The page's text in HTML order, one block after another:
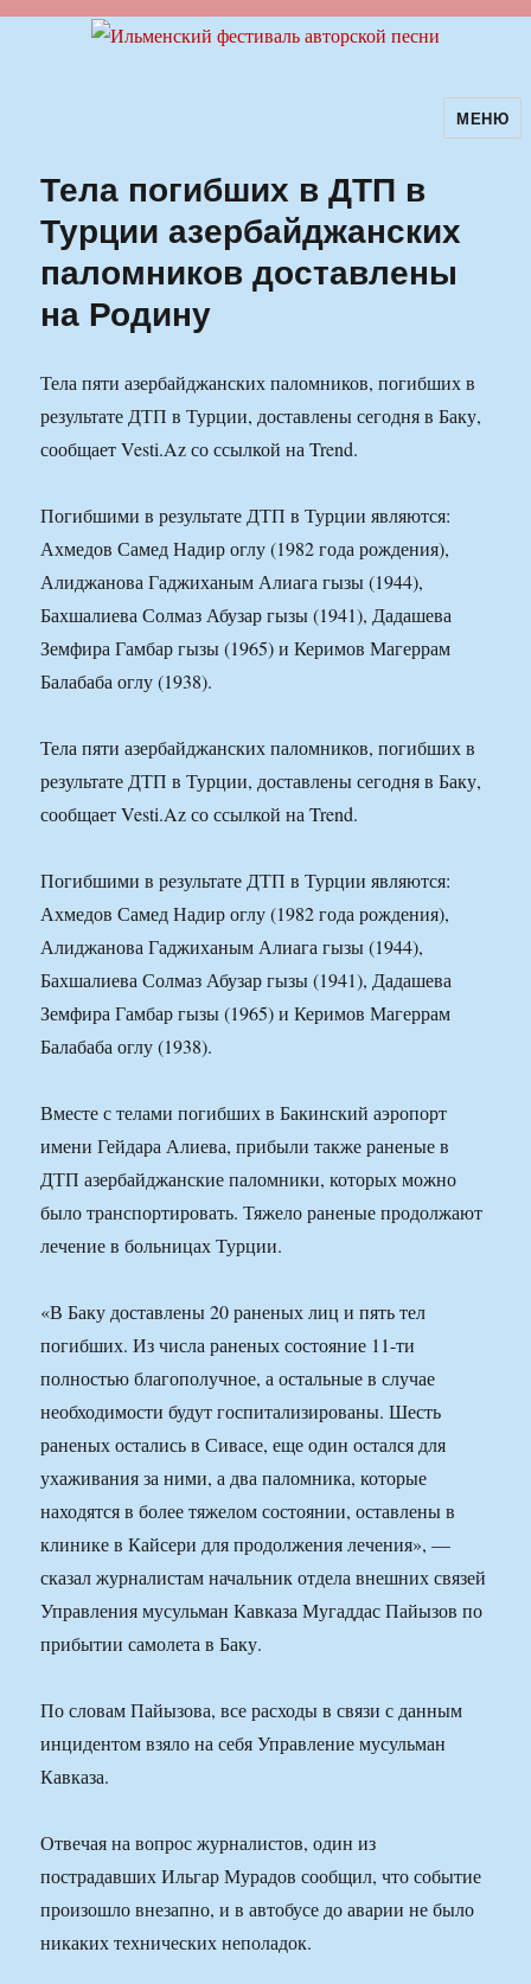
Ильменский фестиваль авторскойМЕНЮ
Тела погибших в ДТП в
Турции азербайджанских
паломников доставлены
на Родину
Тела пяти азербайджанских паломников, погибших в
результате ДТП в Турции, доставлены сегодня в Баку,
сообщает Vesti.Az со ссылкой на Trend.
Погибшими в результате ДТП в Турции являются:
Ахмедов Самед Надир оглу (1982 года рождения),
Алиджанова Гаджиханым Алиага гызы (1944),
Бахшалиева Солмаз Абузар гызы (1941), Дадашева
Земфира Гамбар гызы (1965) и Керимов Магеррам
Балабаба оглу (1938).
Тела пяти азербайджанских паломников, погибших в
результате ДТП в Турции, доставлены сегодня в Баку,
сообщает Vesti.Az со ссылкой на Trend.
Погибшими в результате ДТП в Турции являются:
Ахмедов Самед Надир оглу (1982 года рождения),
Алиджанова Гаджиханым Алиага гызы (1944),
Бахшалиева Солмаз Абузар гызы (1941), Дадашева
Земфира Гамбар гызы (1965) и Керимов Магеррам
Балабаба оглу (1938).
Вместе с телами погибших в Бакинский аэропорт
имени Гейдара Алиева, прибыли также раненые в
ДТП азербайджанские паломники, которых можно
было транспортировать. Тяжело раненые продолжают
лечение в больницах Турции.
«В Баку доставлены 20 раненых лиц и пять тел
погибших. Из числа раненых состояние 11-ти
полностью благополучное, а остальные в случае
необходимости будут госпитализированы. Шесть
раненых остались в Сивасе, еще один остался для
ухаживания за ними, а два паломника, которые
находятся в более тяжелом состоянии, оставлены в
клинике в Кайсери для продолжения лечения», —
сказал журналистам начальник отдела внешних связей
Управления мусульман Кавказа Мугаддас Пайызов по
прибытии самолета в Баку.
По словам Пайызова, все расходы в связи с данным
инцидентом взяло на себя Управление мусульман
Кавказа.
Отвечая на вопрос журналистов, один из
пострадавших Ильгар Мурадов сообщил, что событие
произошло внезапно, и в автобусе до аварии не было
никаких технических неполадок.